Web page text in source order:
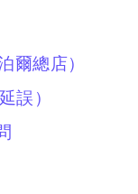
爾總店）
誤）